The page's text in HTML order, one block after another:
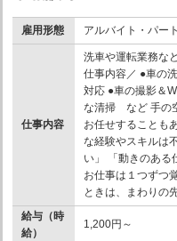
雇用形態 アルバイト・パート
仕事内容
洗車や運転業務な
仕事内容／ ●車の
対応 ●車の撮影＆
な清掃 など 手の
お任せすることも
な経験やスキルは
い」 「動きのある
お仕事は１つずつ
ときは、まわりの
給与（時
給）
1,200円～